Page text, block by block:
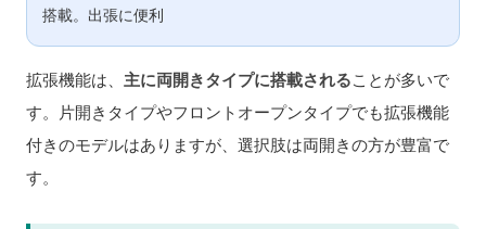
搭載。出張に便利
拡張機能は、 主に両開きタイプに搭載されることが多いで
す。片開きタイプやフロントオープンタイプでも拡張機能
付きのモデルはありますが、選択肢は両開きの方が豊富で
す。